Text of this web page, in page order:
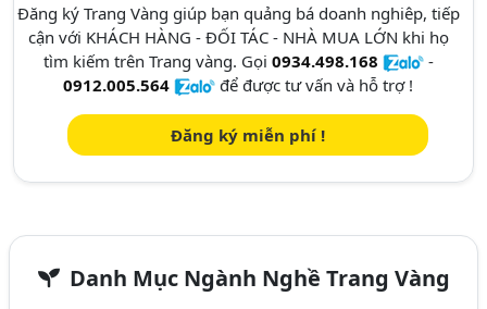
Đăng ký Trang Vàng giúp bạn quảng bá doanh nghiêp, tiếp
cận với KHÁCH HÀNG - ĐỐI TÁC - NHÀ MUA LỚN khi họ
tìm kiếm trên Trang vàng. Gọi 0934.498.168
-
0912.005.564
để được tư vấn và hỗ trợ !
Đăng ký miễn phí !
Danh Mục Ngành Nghề Trang Vàng